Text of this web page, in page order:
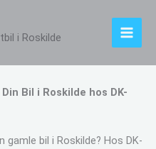
i Roskilde
Bil i Roskilde hos DK-
bil i Roskilde? Hos DK-